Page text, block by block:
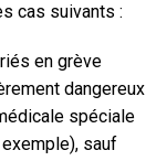
cas suivants :
en grève
dangereux
spéciale
exemple), sauf